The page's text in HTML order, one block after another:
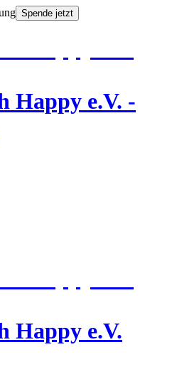
Spende jetzt
Happy e.V. -
Happy e.V.